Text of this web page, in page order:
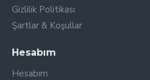
Gizlilik Politikası
Şartlar & Koşullar
Hesabım
Hesabım